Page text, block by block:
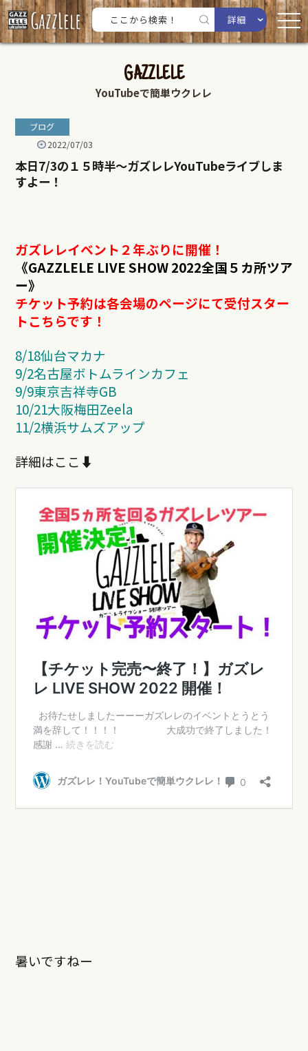
詳細
GAZZLELE
YouTubeで簡単ウクレレ
ブログ
2022/07/03
本日7/3の１５時半〜ガズレレYouTubeライブしま
すよー！
ガズレレイベント２年ぶりに開催！
《GAZZLELE LIVE SHOW 2022全国５カ所ツア
ー》
チケット予約は各会場のページにて受付スター
トこちらです！
8/18仙台マカナ
9/2名古屋ボトムラインカフェ
9/9東京吉祥寺GB
10/21大阪梅田Zeela
11/2横浜サムズアップ
詳細はここ⬇︎
暑いですねー